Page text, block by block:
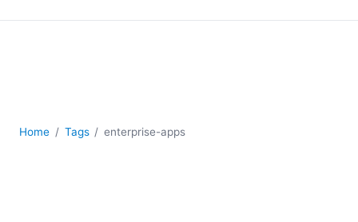
2026
Home Tags enterprise-apps